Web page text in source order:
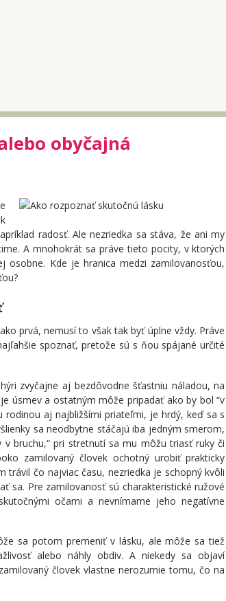
obyčajná
radosť. Ale nezriedka sa stáva, že ani my
A mnohokrát sa práve tieto pocity, v ktorých
osobne. Kde je hranica medzi zamilovanosťou,
prvá, nemusí to však tak byť úplne vždy. Práve
spoznať, pretože sú s ňou spájané určité
zvyčajne aj bezdôvodne šťastniu náladou, na
úsmev a ostatným môže pripadať ako by bol “v
rodinou aj najbližšími priateľmi, je hrdý, keď sa s
sa neodbytne stáčajú iba jedným smerom,
bruchu,“ pri stretnutí sa mu môžu triasť ruky či
zamilovaný človek ochotný urobiť prakticky
čo najviac času, nezriedka je schopný kvôli
sa. Pre zamilovanosť sú charakteristické ružové
očami a nevnímame jeho negatívne
sa potom premeniť v lásku, ale môže sa tiež
alebo náhly obdiv. A niekedy sa objaví
človek vlastne nerozumie tomu, čo na